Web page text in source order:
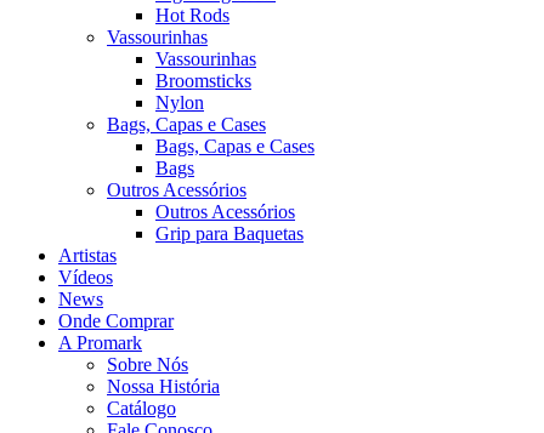
Hot Rods
Vassourinhas
Vassourinhas
Broomsticks
Nylon
Bags, Capas e Cases
Bags, Capas e Cases
Bags
Outros Acessórios
Outros Acessórios
Grip para Baquetas
Artistas
Vídeos
News
Onde Comprar
A Promark
Sobre Nós
Nossa História
Catálogo